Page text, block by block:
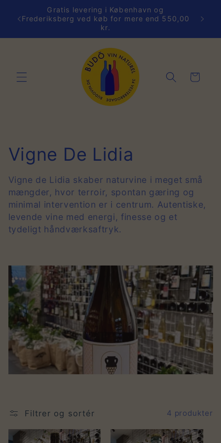
indhold
Gratis levering i København og
Frederiksberg ved køb for mere end 550,00
kr.
Indkøbskurv
K
o
l
l
k
t
i
o
n
:
Vigne De Lidia
Vigne de Lidia skaber naturvine i meget små
mængder, hvor terroir, spontan gæring og
minimal intervention er i centrum. Autentiske,
levende vine med energi, finesse og et
tydeligt håndværksaftryk.
Filtrer og sortér 4 produkter